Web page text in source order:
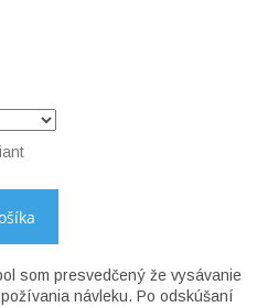
som presvedčený že vysávanie
návleku. Po odskúšaní